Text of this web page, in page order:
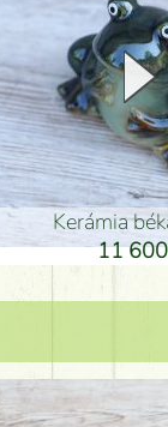
Kerámia
11